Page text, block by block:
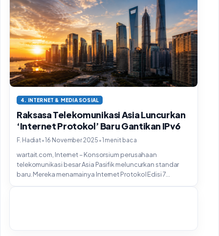
4. INTERNET & MEDIA SOSIAL
Raksasa Telekomunikasi Asia Luncurkan
‘Internet Protokol’ Baru Gantikan IPv6
F. Hadiat•16 November 2025 •1 menit baca
wartait.com, Internet – Konsorsium perusahaan
telekomunikasi besar Asia Pasifik meluncurkan standar
baru. Mereka menamainya Internet Protokol Edisi 7...